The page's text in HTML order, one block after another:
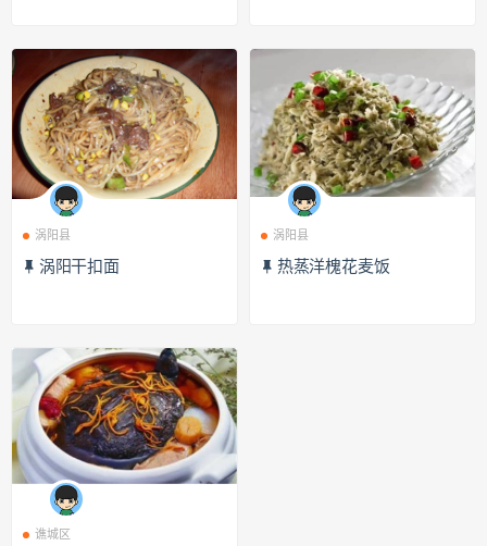
涡阳县
涡阳干扣面
涡阳县
热蒸洋槐花麦饭
谯城区